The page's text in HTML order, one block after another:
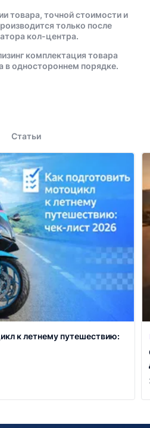
товара, точной стоимости и
только после
кол-центра.
комплектация товара
в одностороннем порядке.
Статьи
к летнему путешествию: